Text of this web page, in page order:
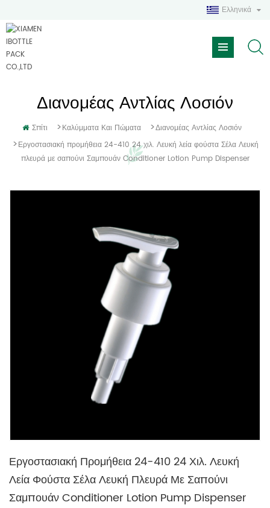
Ελληνικά
Διανομέας Αντλίας Λοσιόν
Σπίτι >Καλύμματα Και Πώματα >Διανομέας Αντλίας Λοσιόν
>Εργοστασιακή προμήθεια 24-410 24 χιλ. Λευκή λεία φούστα Σέλα Λευκή
πλευρά με σαπούνι Σαμπουάν Conditioner Lotion Pump Dispenser
Εργοστασιακή Προμήθεια 24-410 24 Χιλ. Λευκή
Λεία Φούστα Σέλα Λευκή Πλευρά Με Σαπούνι
Σαμπουάν Conditioner Lotion Pump Dispenser